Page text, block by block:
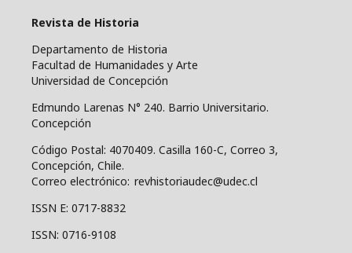
Revista de Historia
Departamento de Historia
Facultad de Humanidades y Arte
Universidad de Concepción
Edmundo Larenas N° 240. Barrio Universitario.
Concepción
Código Postal: 4070409. Casilla 160-C, Correo 3,
Concepción, Chile.
Correo electrónico: revhistoriaudec@udec.cl
ISSN E: 0717-8832
ISSN: 0716-9108